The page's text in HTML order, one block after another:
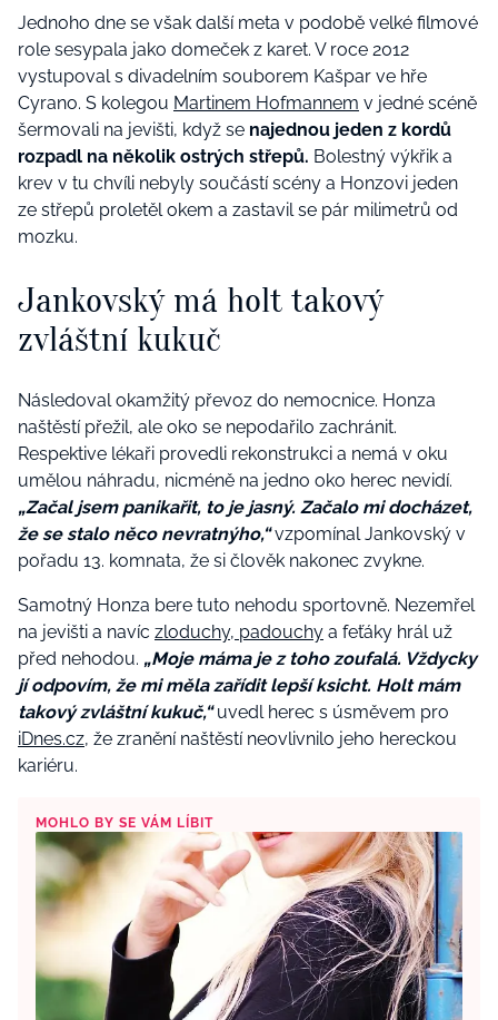
Jednoho dne se však další meta v podobě velké filmové
role sesypala jako domeček z karet. V roce 2012
vystupoval s divadelním souborem Kašpar ve hře
Cyrano. S kolegou Martinem Hofmannem v jedné scéně
šermovali na jevišti, když se najednou jeden z kordů
rozpadl na několik ostrých střepů. Bolestný výkřik a
krev v tu chvíli nebyly součástí scény a Honzovi jeden
ze střepů proletěl okem a zastavil se pár milimetrů od
mozku.
Jankovský má holt takový
zvláštní kukuč
Následoval okamžitý převoz do nemocnice. Honza
naštěstí přežil, ale oko se nepodařilo zachránit.
Respektive lékaři provedli rekonstrukci a nemá v oku
umělou náhradu, nicméně na jedno oko herec nevidí.
„Začal jsem panikařit, to je jasný. Začalo mi docházet,
že se stalo něco nevratnýho,“vzpomínal Jankovský v
pořadu 13. komnata, že si člověk nakonec zvykne.
Samotný Honza bere tuto nehodu sportovně. Nezemřel
na jevišti a navíc zloduchy, padouchy a feťáky hrál už
před nehodou. „Moje máma je z toho zoufalá. Vždycky
jí odpovím, že mi měla zařídit lepší ksicht. Holt mám
takový zvláštní kukuč,“uvedl herec s úsměvem pro
iDnes.cz, že zranění naštěstí neovlivnilo jeho hereckou
kariéru.
MOHLO BY SE VÁM LÍBIT